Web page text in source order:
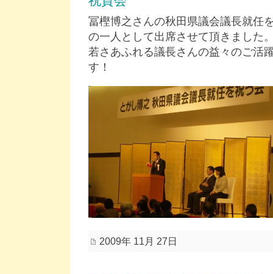
冨樫博之さんの秋田県議会議長就任
の一人として出席させて頂きました
若さあふれる議長さんの益々のご活
す！
2009年 11月 27日